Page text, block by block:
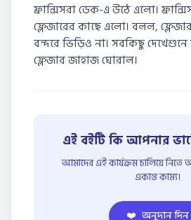
ফ্রান্সিসরা ডেক-এ উঠে এলো।
ফ্লেজারের কাছে এলো। বলল,
বন্দরে ভিড়িও না। সবকিছু
ফ্লেজার জাহাজ ঘোরাল।
এই বইটি কি আপনার
আমাদের এই কার্যক্রম চালিয়ে
একান্ত কাম্য।
❤️ অনুদান দিন